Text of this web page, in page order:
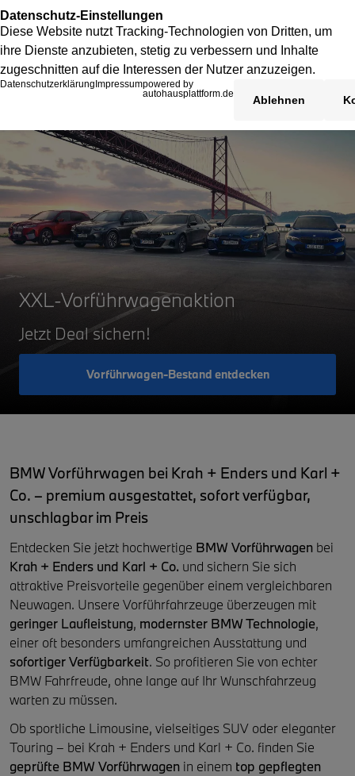
XXL-Vorführwagenaktion
Jetzt Deal sichern!
Vorführwagen-Bestand entdecken
BMW Vorführwagen bei Krah + Enders und Karl +
Co. – premium ausgestattet, sofort verfügbar,
unschlagbar im Preis
Entdecken Sie jetzt hochwertige BMW Vorführwagen bei
Krah + Enders und Karl + Co. und sichern Sie sich
attraktive Preisvorteile gegenüber einem vergleichbaren
Neuwagen. Unsere Vorführfahrzeuge überzeugen mit
geringer Laufleistung, modernster BMW Technologie,
einer oft besonders umfangreichen Ausstattung und
sofortiger Verfügbarkeit. So profitieren Sie von echter
BMW Fahrfreude, ohne lange auf Ihr Wunschfahrzeug
warten zu müssen.
Ob sportliche Limousine, vielseitiges SUV oder eleganter
Touring – bei Krah + Enders und Karl + Co. finden Sie
geprüfte BMW Vorführwagen in einem top gepflegten